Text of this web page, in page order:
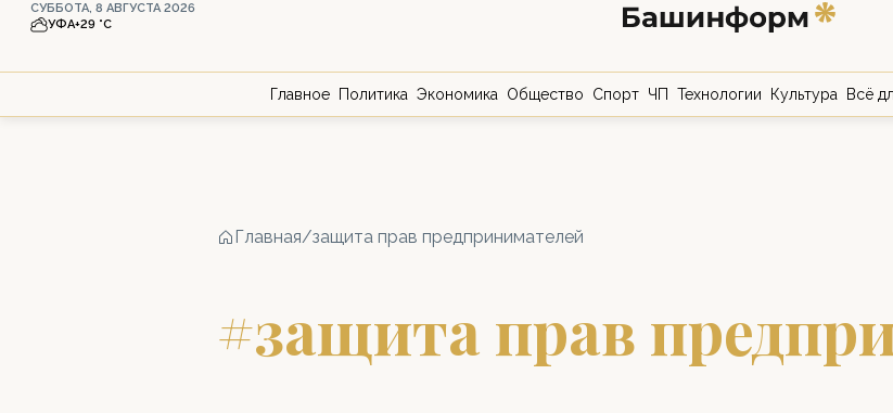
СУББОТА, 8 АВГУСТА 2026
УФА+29 °С
Главное Политика Экономика Общество Спорт ЧП Технологии Культура Всё
Главная/защита прав предпринимателей
#защита прав